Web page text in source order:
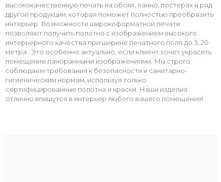
высококачественную печать на обоях, панно, постерах и ряд
другой продукции, которая поможет полностью преобразить
интерьер. Возможности широкоформатной печати
позволяют получить полотно с изображением высокого
интерьерного качества при ширине печатного поля до 3, 20
метра . Это особенно актуально, если клиент хочет украсить
помещение панорамными изображениями. Мы строго
соблюдаем требования к безопасности и санитарно-
гигиеническим нормам, используя только
сертифицированные полотна и краски. Наши изделия
отлично впишутся в интерьер любого вашего помещения!